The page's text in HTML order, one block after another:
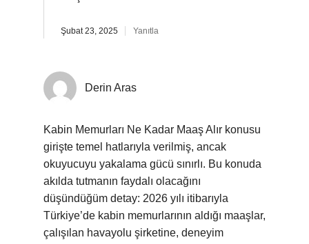
Şubat 23, 2025 Yanıtla
Derin Aras
Kabin Memurları Ne Kadar Maaş Alır konusu
girişte temel hatlarıyla verilmiş, ancak
okuyucuyu yakalama gücü sınırlı. Bu konuda
akılda tutmanın faydalı olacağını
düşündüğüm detay: 2026 yılı itibarıyla
Türkiye’de kabin memurlarının aldığı maaşlar,
çalışılan havayolu şirketine, deneyim